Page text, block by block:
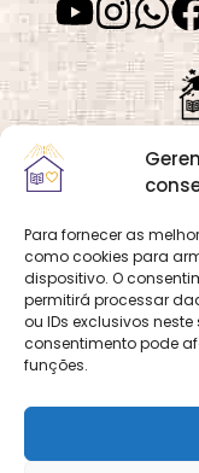
Para fornecer as
como cookies para
dispositivo. O
permitirá processar
ou IDs exclusivos
consentimento pode
funções.
Quadra 02,
Vila
Planaltina,
DF. CEP
CNPJ: